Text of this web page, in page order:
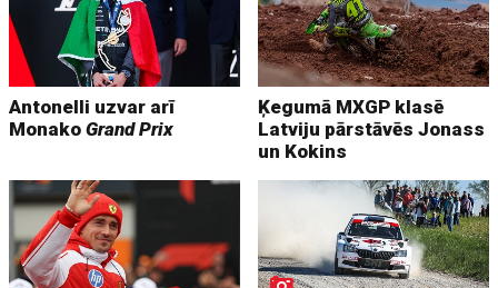
Antonelli uzvar arī
MonakoGrand Prix
Ķegumā MXGP klasē
Latviju pārstāvēs Jonass
un Kokins